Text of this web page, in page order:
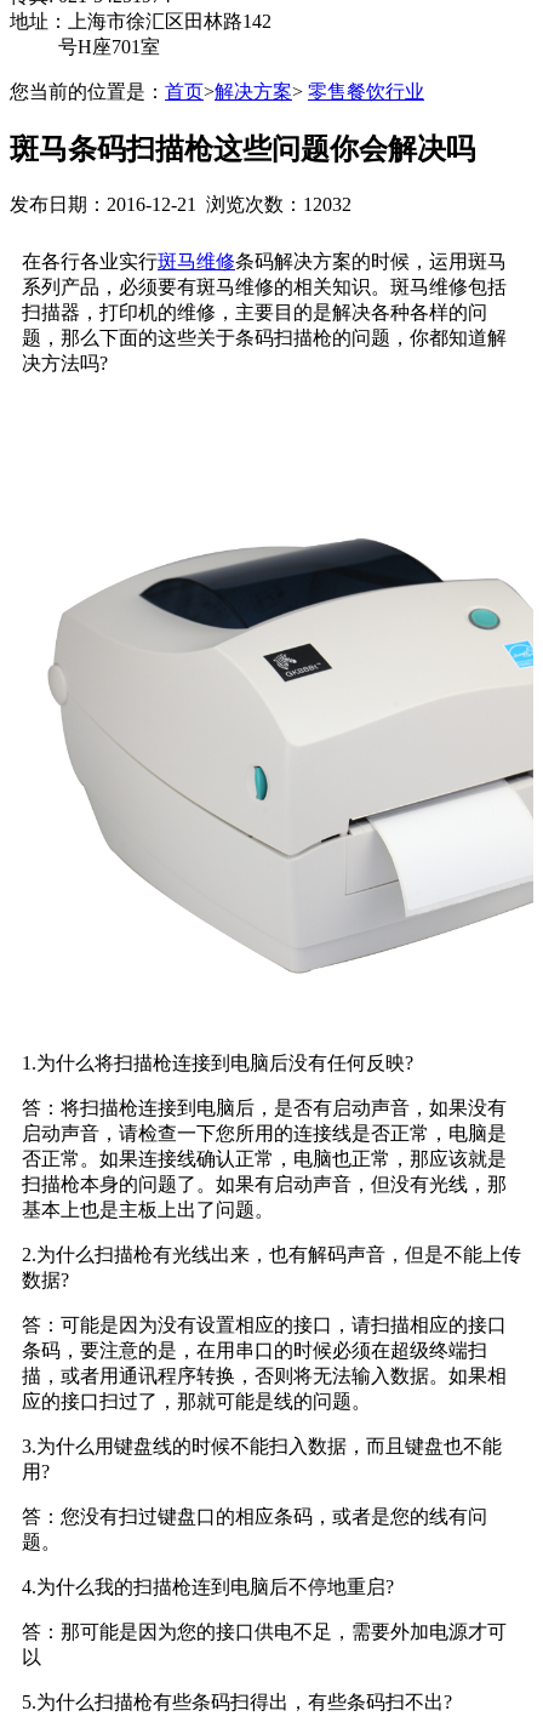
地址：上海市徐汇区田林路142
号H座701室
您当前的位置是： 首页>解决方案> 零售餐饮行业
斑马条码扫描枪这些问题你会解决吗
发布日期：2016-12-21 浏览次数：12032
在各行各业实行斑马维修条码解决方案的时候，运用斑马
系列产品，必须要有斑马维修的相关知识。斑马维修包括
扫描器，打印机的维修，主要目的是解决各种各样的问
题，那么下面的这些关于条码扫描枪的问题，你都知道解
决方法吗?
1.为什么将扫描枪连接到电脑后没有任何反映?
答：将扫描枪连接到电脑后，是否有启动声音，如果没有
启动声音，请检查一下您所用的连接线是否正常，电脑是
否正常。如果连接线确认正常，电脑也正常，那应该就是
扫描枪本身的问题了。如果有启动声音，但没有光线，那
基本上也是主板上出了问题。
2.为什么扫描枪有光线出来，也有解码声音，但是不能上传
数据?
答：可能是因为没有设置相应的接口，请扫描相应的接口
条码，要注意的是，在用串口的时候必须在超级终端扫
描，或者用通讯程序转换，否则将无法输入数据。如果相
应的接口扫过了，那就可能是线的问题。
3.为什么用键盘线的时候不能扫入数据，而且键盘也不能
用?
答：您没有扫过键盘口的相应条码，或者是您的线有问
题。
4.为什么我的扫描枪连到电脑后不停地重启?
答：那可能是因为您的接口供电不足，需要外加电源才可
以
5.为什么扫描枪有些条码扫得出，有些条码扫不出?